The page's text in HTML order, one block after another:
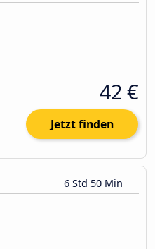
42 €
Jetzt finden
6 Std 50 Min